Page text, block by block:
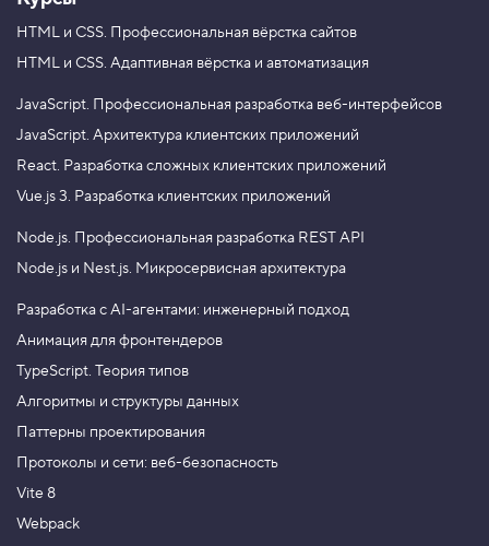
HTML и CSS. Профессиональная вёрстка сайтов
HTML и CSS. Адаптивная вёрстка и автоматизация
JavaScript. Профессиональная разработка веб-интерфейсов
JavaScript. Архитектура клиентских приложений
React. Разработка сложных клиентских приложений
Vue.js 3. Разработка клиентских приложений
Node.js. Профессиональная разработка REST API
Node.js и Nest.js. Микросервисная архитектура
Разработка с AI-агентами: инженерный подход
Анимация для фронтендеров
TypeScript. Теория типов
Алгоритмы и структуры данных
Паттерны проектирования
Протоколы и сети: веб-безопасность
Vite 8
Webpack